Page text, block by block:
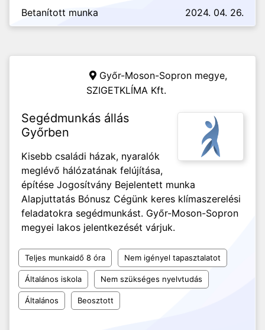
Betanított munka 2024. 04. 26.
Győr-Moson-Sopron megye,
SZIGETKLÍMA Kft.
Segédmunkás állás
Győrben
Kisebb családi házak, nyaralók
meglévő hálózatának felújítása,
építése Jogosítvány Bejelentett munka
Alapjuttatás Bónusz Cégünk keres klímaszerelési
feladatokra segédmunkást. Győr-Moson-Sopron
megyei lakos jelentkezését várjuk.
Teljes munkaidő 8 óra Nem igényel tapasztalatot
Általános iskola Nem szükséges nyelvtudás
Általános Beosztott